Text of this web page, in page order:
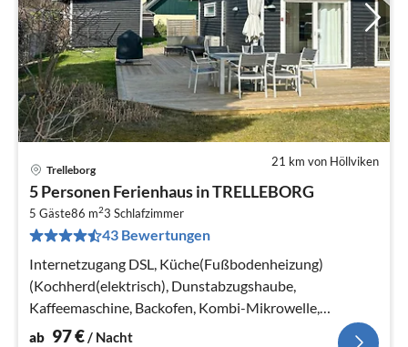
21 km von Höllviken
Trelleborg
5 Personen Ferienhaus in TRELLEBORG
5 Gäste86 m23 Schlafzimmer
43 Bewertungen
Internetzugang DSL, Küche(Fußbodenheizung)
(Kochherd(elektrisch), Dunstabzugshaube,
Kaffeemaschine, Backofen, Kombi-Mikrowelle,
Spülmaschine, Kühl-/Gefrierkombination)
ab 97€/ Nacht